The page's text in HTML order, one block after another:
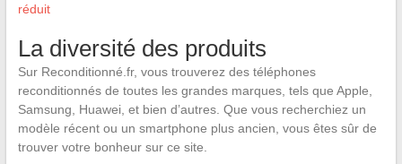
réduit
La diversité des produits
Sur Reconditionné.fr, vous trouverez des téléphones
reconditionnés de toutes les grandes marques, tels que Apple,
Samsung, Huawei, et bien d’autres. Que vous recherchiez un
modèle récent ou un smartphone plus ancien, vous êtes sûr de
trouver votre bonheur sur ce site.